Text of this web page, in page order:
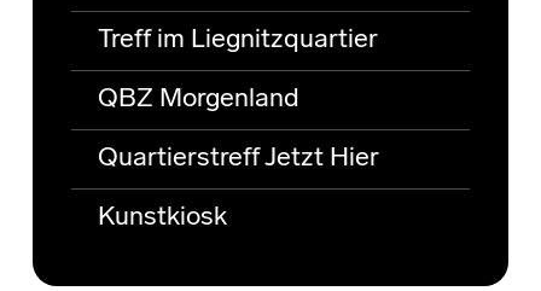
Treff im Liegnitzquartier
QBZ Morgenland
Quartierstreff Jetzt Hier
Kunstkiosk